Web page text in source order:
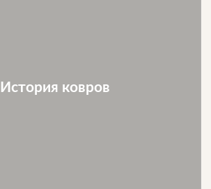
История ковров